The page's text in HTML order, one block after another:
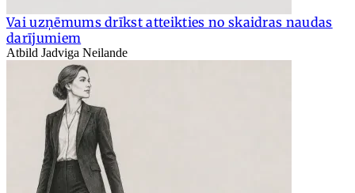
Vai uzņēmums drīkst atteikties no skaidras naudas
darījumiem
Atbild Jadviga Neilande